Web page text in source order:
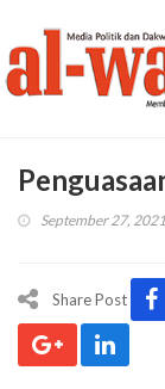
September 27, 2021
Share Post